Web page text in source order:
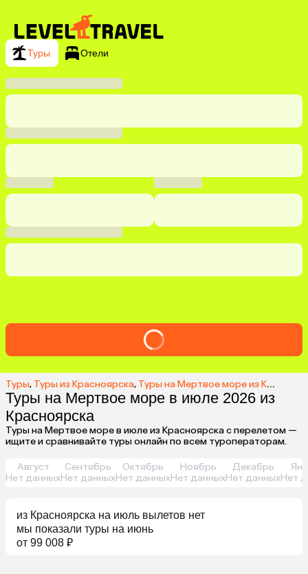
Туры Отели
Туры, Туры из Красноярска, Туры на Мертвое море из Красноярска
Туры на Мертвое море в июле 2026 из
Красноярска
Туры на Мертвое море в июле из Красноярска с перелетом —
ищите и сравнивайте туры онлайн по всем туроператорам.
Август
Нет данных
Сентябрь
Нет данных
Октябрь
Нет данных
Ноябрь
Нет данных
Декабрь
Нет данныхНет
из Красноярска на июль вылетов нет
мы показали туры на июнь
от 99 008 ₽